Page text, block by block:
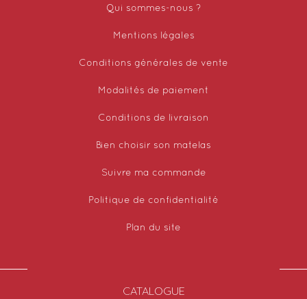
Qui sommes-nous ?
Mentions légales
Conditions générales de vente
Modalités de paiement
Conditions de livraison
Bien choisir son matelas
Suivre ma commande
Politique de confidentialité
Plan du site
CATALOGUE